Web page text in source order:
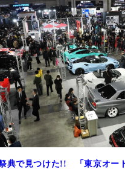
典で見つけた!! 「東京オー